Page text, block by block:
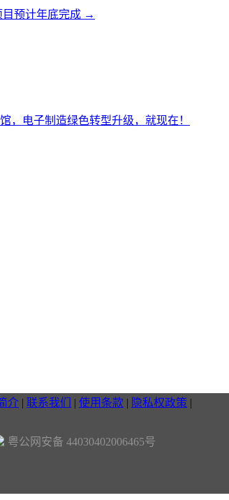
目预计年底完成 →
，电子制造绿色转型升级，就现在！
介 | 联系我们 | 使用条款 | 隐私权政策 |
粤公网安备 44030402006465号